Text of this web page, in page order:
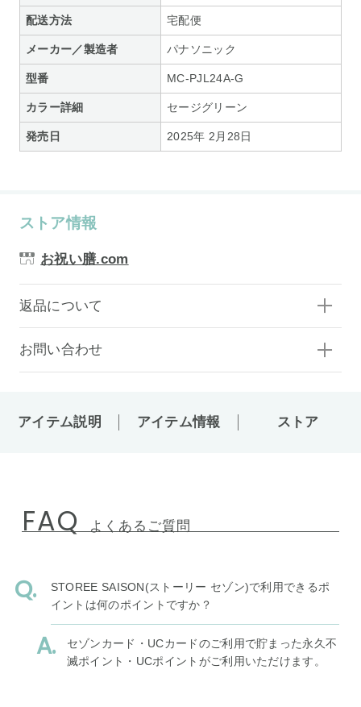
配送方法 宅配便
メーカー／製造者 パナソニック
型番 MC-PJL24A-G
カラー詳細 セージグリーン
発売日 2025年 2月28日
ストア情報
お祝い膳.com
返品について
お問い合わせ
アイテム説明 アイテム情報 ストア
FAQ よくあるご質問
STOREE SAISON(ストーリー セゾン)で利用できるポ
イントは何のポイントですか？
セゾンカード・UCカードのご利用で貯まった永久不
滅ポイント・UCポイントがご利用いただけます。